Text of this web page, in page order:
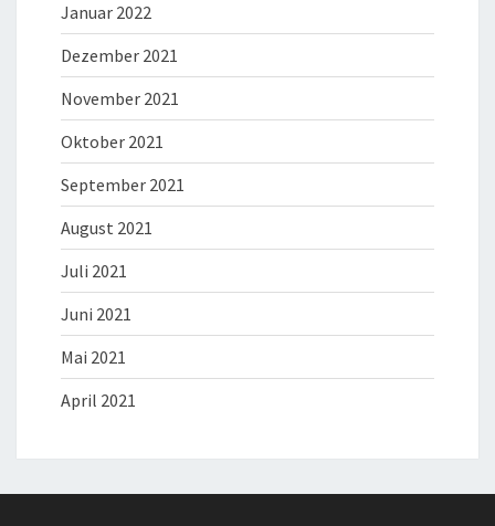
Januar 2022
Dezember 2021
November 2021
Oktober 2021
September 2021
August 2021
Juli 2021
Juni 2021
Mai 2021
April 2021